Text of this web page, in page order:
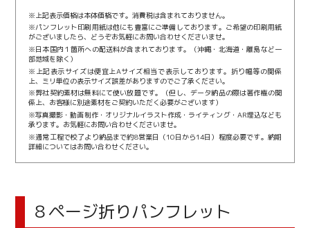
※上記表示価格は本体価格です。消費税は含まれておりません。
※パンフレット印刷用紙は他にも豊富にご準備しております。ご希望の印刷用紙
がございましたら、どうぞお気軽にお問い合わせくださいませ。
※日本国内１箇所への配送料が含まれております。（沖縄・北海道・離島など一
部地域を除く）
※上記表示サイズは便宜上Aサイズ相当で表示しております。折り幅等の関係
上、ミリ単位の表示サイズ誤差がありますのでご了承ください。
※弊社契約素材は無料にて使い放題です。（但し、データ納品の際は著作権の関
係上、お客様に別途素材をご契約いただく必要がございます）
※写真撮影・動画制作・オリジナルイラスト作成・ライティング・AR埋込なども
承ります。お気軽にお問い合わせくださいませ。
※通常工程で校了より納品まで約8営業日（10日から14日）程度必要です。納期
詳細についてはお問い合わせください。
８ページ折りパンフレット